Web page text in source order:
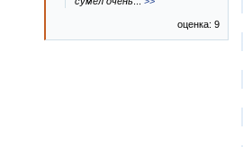
оценка: 9